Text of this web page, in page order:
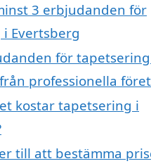
3 erbjudanden för
Evertsberg
för
professionella
kostar tapetsering i
till att bestämma